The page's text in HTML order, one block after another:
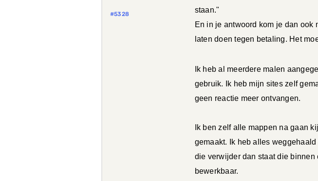
#5328
staan."
En in je antwoord kom je dan
laten doen tegen betaling. Het
Ik heb al meerdere malen
gebruik. Ik heb mijn sites zelf
geen reactie meer ontvangen.
Ik ben zelf alle mappen na gaan
gemaakt. Ik heb alles
die verwijder dan staat die
bewerkbaar.